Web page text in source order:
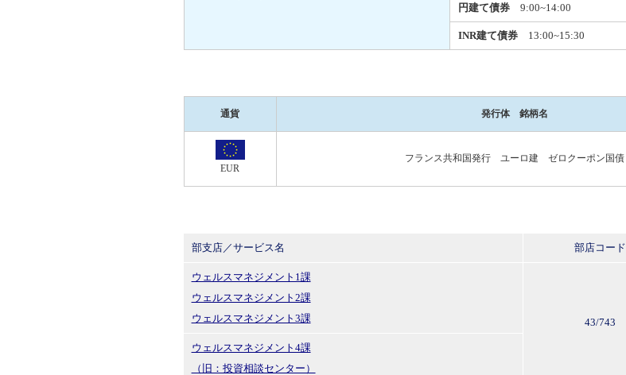
円建て債券9:00~14:00
INR建て債券13:00~15:30
通貨 発行体 銘柄名
EUR
フランス共和国発行 ユーロ建 ゼロクーポン国債
部支店／サービス名 部店コード
ウェルスマネジメント1課
ウェルスマネジメント2課
ウェルスマネジメント3課
43/743
ウェルスマネジメント4課
（旧：投資相談センター）